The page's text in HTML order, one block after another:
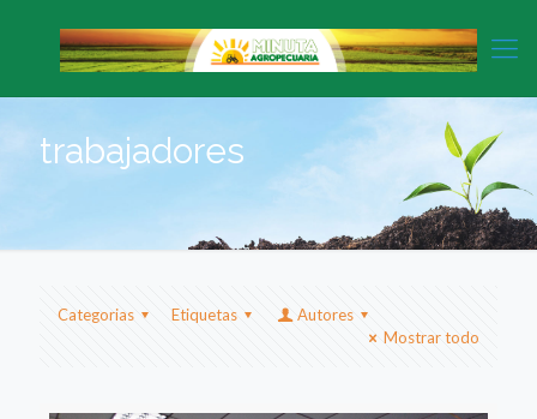
trabajadores
Categorias Etiquetas
Autores
Mostrar todo